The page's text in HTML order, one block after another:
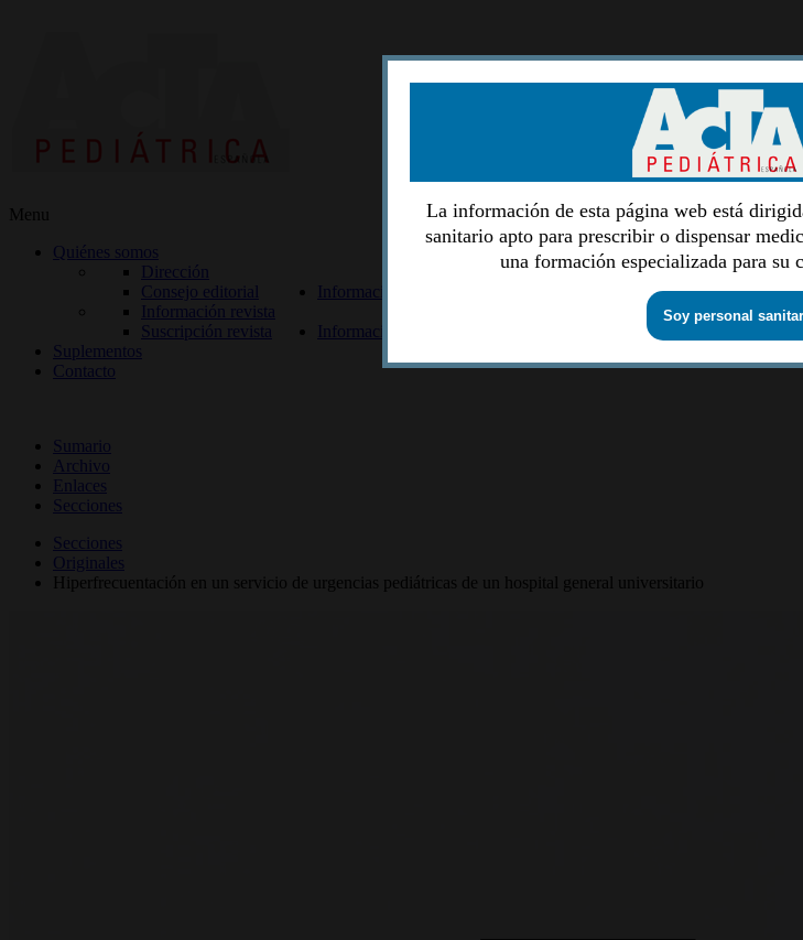
Menu
Quiénes somos
Dirección
Consejo editorial
Información lectores
Información revista
Suscripción revista
Información autores
Suplementos
Contacto
Sumario
Archivo
Enlaces
Secciones
Secciones
Originales
Hiperfrecuentación en un servicio de urgencias pediátricas de un hospital general universitario
La información de esta página web está
sanitario apto para prescribir o dispensar
una formación especializada para su
Soy personal